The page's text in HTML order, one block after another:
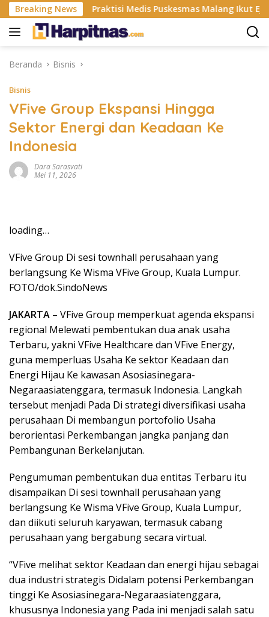
Langsung
ke
konten
Breaking News
ISP Praktisi Medis Puskesmas Malang Ikut Ejek
Beranda Bisnis
Bisnis
VFive Group Ekspansi Hingga
Sektor Energi dan Keadaan Ke
Indonesia
Dara Sarasvati
Mei 11, 2026
loading…
VFive Group Di sesi townhall perusahaan yang
berlangsung Ke Wisma VFive Group, Kuala Lumpur.
FOTO/dok.SindoNews
JAKARTA – VFive Group memperkuat agenda ekspansi
regional Melewati pembentukan dua anak usaha
Terbaru, yakni VFive Healthcare dan VFive Energy,
guna memperluas Usaha Ke sektor Keadaan dan
Energi Hijau Ke kawasan Asosiasinegara-
Negaraasiatenggara, termasuk Indonesia. Langkah
tersebut menjadi Pada Di strategi diversifikasi usaha
perusahaan Di membangun portofolio Usaha
berorientasi Perkembangan jangka panjang dan
Pembangunan Berkelanjutan.
Pengumuman pembentukan dua entitas Terbaru itu
disampaikan Di sesi townhall perusahaan yang
berlangsung Ke Wisma VFive Group, Kuala Lumpur,
dan diikuti seluruh karyawan, termasuk cabang
perusahaan yang bergabung secara virtual.
“VFive melihat sektor Keadaan dan energi hijau sebagai
dua industri strategis Didalam potensi Perkembangan
tinggi Ke Asosiasinegara-Negaraasiatenggara,
khususnya Indonesia yang Pada ini menjadi salah satu